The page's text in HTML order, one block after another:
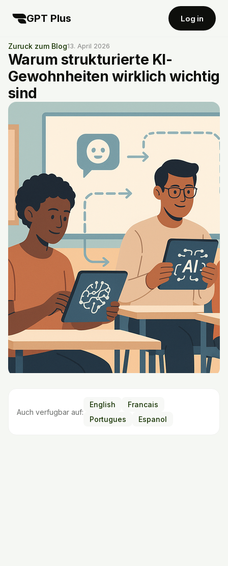
GPT Plus Log in
Zuruck zum Blog13. April 2026
Warum strukturierte KI-
Gewohnheiten wirklich wichtig
sind
Auch verfugbar auf:
English
Francais
Portugues
Espanol